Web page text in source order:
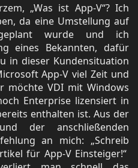
„Was ist App-V“? Ich
da eine Umstellung auf
wurde und ich
eines Bekannten, dafür
in dieser Kundensituation
App-V viel Zeit und
möchte VDI mit Windows
Enterprise lizensiert in
enthalten ist. Aus der
der anschließenden
an mich: „Schreib
für App-V Einsteiger!“